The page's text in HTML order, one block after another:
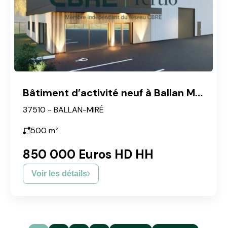
Bâtiment d’activité neuf à Ballan Miré
37510 - BALLAN-MIRÉ
500 m²
850 000 Euros HD HH
Voir les détails